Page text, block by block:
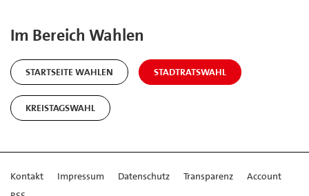
Im Bereich Wahlen
STARTSEITE WAHLEN STADTRATSWAHL
KREISTAGSWAHL
Kontakt Impressum Datenschutz Transparenz
Account